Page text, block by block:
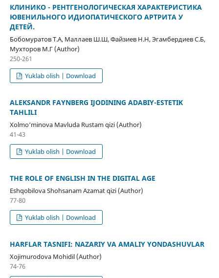
КЛИНИКО - РЕНТГЕНОЛОГИЧЕСКАЯ ХАРАКТЕРИСТИКА
ЮВЕНИЛЬНОГО ИДИОПАТИЧЕСКОГО АРТРИТА У
ДЕТЕЙ.
Бобомуратов Т.А, Маллаев Ш.Ш, Файзиев Н.Н, Эгамбердиев С.Б,
Мухторов М.Г (Author)
250-261
Yuklab olish | Download
ALEKSANDR FAYNBERG IJODINING ADABIY-ESTETIK
TAHLILI
Xolmo‘minova Mavluda Rustam qizi (Author)
41-43
Yuklab olish | Download
THE ROLE OF ENGLISH IN THE DIGITAL AGE
Eshqobilova Shohsanam Azamat qizi (Author)
77-80
Yuklab olish | Download
HARFLAR TASNIFI: NAZARIY VA AMALIY YONDASHUVLAR
Xojimurodova Mohidil (Author)
74-76